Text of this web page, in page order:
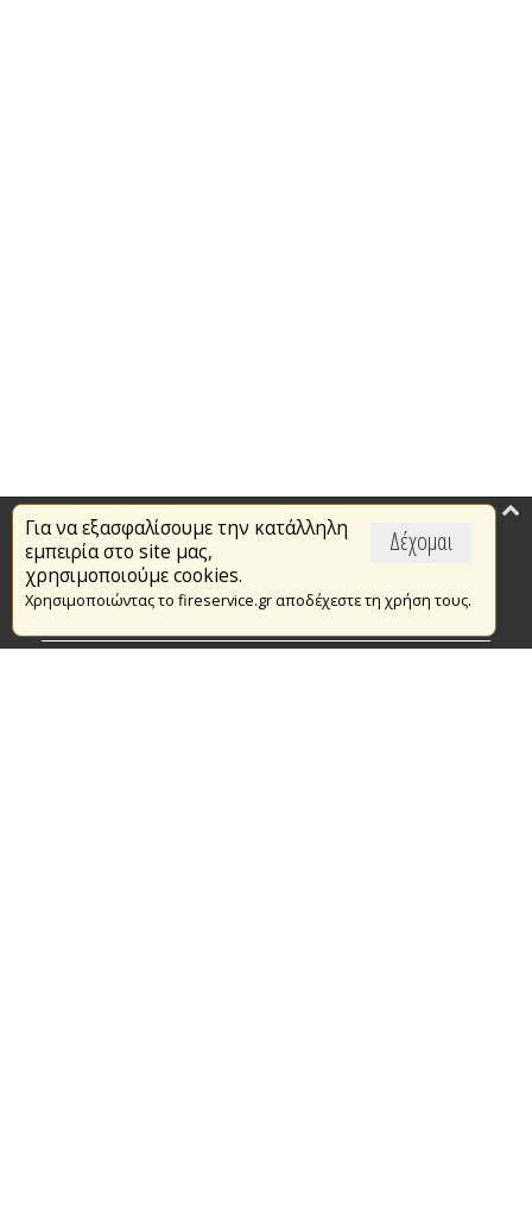
Δέχομαι
Για να εξασφαλίσουμε την κατάλληλη
εμπειρία στο site μας,
χρησιμοποιούμε cookies.
Χρησιμοποιώντας το fireservice.gr αποδέχεστε τη χρήση τους.
Επικαιρότητα
Το Πυροσβεστικό Σώμα